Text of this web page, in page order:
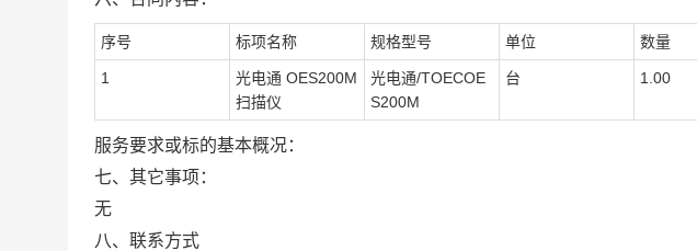
序号 标项名称 规格型号 单位 数量
1
光电通 OES200M
扫描仪
光电通/TOECOE
S200M
台 1.00
服务要求或标的基本概况：
七、其它事项：
无
八、联系方式